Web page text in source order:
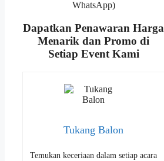
WhatsApp)
Dapatkan Penawaran Harga
Menarik dan Promo di
Setiap Event Kami
Tukang Balon
Temukan keceriaan dalam setiap acara